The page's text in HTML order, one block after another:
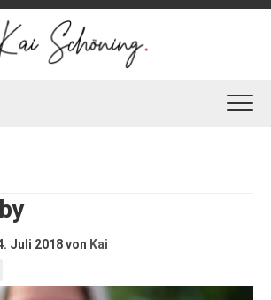
Juli 2018von Kai